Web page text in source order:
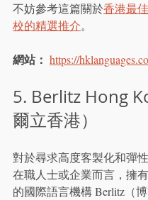
不妨參考這篇關於香港最
校的精選推介。
網站： https://
5. Berlitz Hong
爾立香港）
對於尋求高度客製化和彈
在職人士或企業而言，擁
的國際語言機構 Berlitz（